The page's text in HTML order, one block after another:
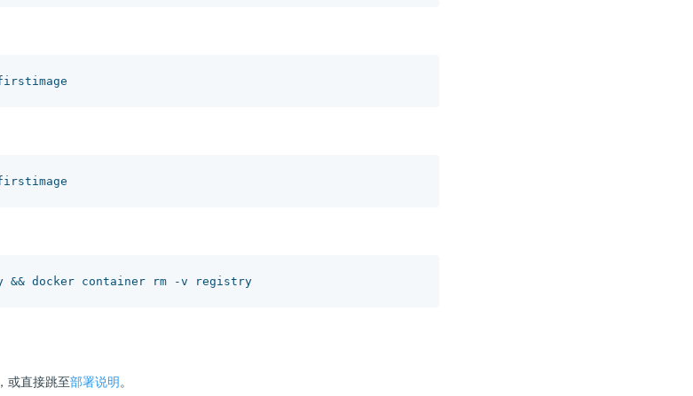
docker container stop registry && docker container rm -v registry
，或直接跳至部署说明。